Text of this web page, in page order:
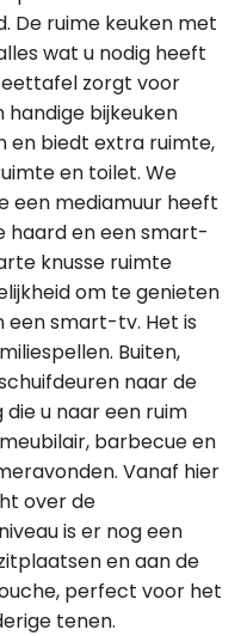
De ruime keuken met
wat u nodig heeft
zorgt voor
handige bijkeuken
en biedt extra ruimte,
en toilet. We
een mediamuur heeft
haard en een smart-
knusse ruimte
om te genieten
een smart-tv. Het is
Buiten,
naar de
u naar een ruim
barbecue en
Vanaf hier
over de
is er nog een
en aan de
perfect voor het
tenen.